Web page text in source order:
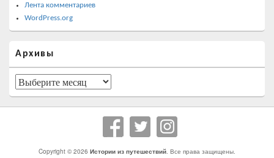
Лента комментариев
WordPress.org
Архивы
Архивы
Copyright © 2026 Истории из путешествий . Все права защищены.